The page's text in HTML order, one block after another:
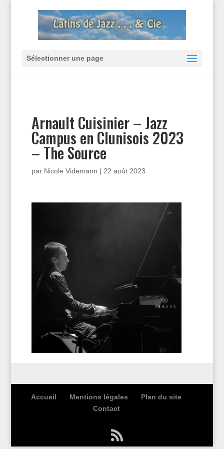
Sélectionner une page
Arnault Cuisinier – Jazz
Campus en Clunisois 2023
– The Source
par Nicole Videmann | 22 août 2023
Accueil Mentions légales
Plan du site
Contact